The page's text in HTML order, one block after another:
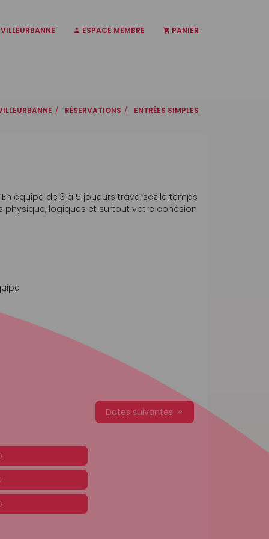
ESPACE MEMBRE PANIER
RÉSERVATIONS ENTRÉES SIMPLES
équipe de 3 à 5 joueurs traversez le temps
logiques et surtout votre cohésion
Dates suivantes